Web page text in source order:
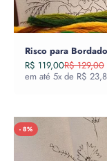
Risco para
Preço promocional
R$ 119,00Preço normal
R$ 129,00
em até 5x de R$
- 8%